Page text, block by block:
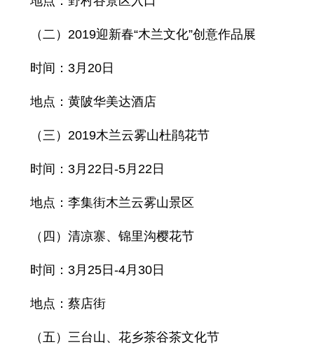
（二）2019迎新春“木兰文化”创意作品展
时间：3月20日
地点：黄陂华美达酒店
（三）2019木兰云雾山杜鹃花节
时间：3月22日-5月22日
地点：李集街木兰云雾山景区
（四）清凉寨、锦里沟樱花节
时间：3月25日-4月30日
地点：蔡店街
（五）三台山、花乡茶谷茶文化节